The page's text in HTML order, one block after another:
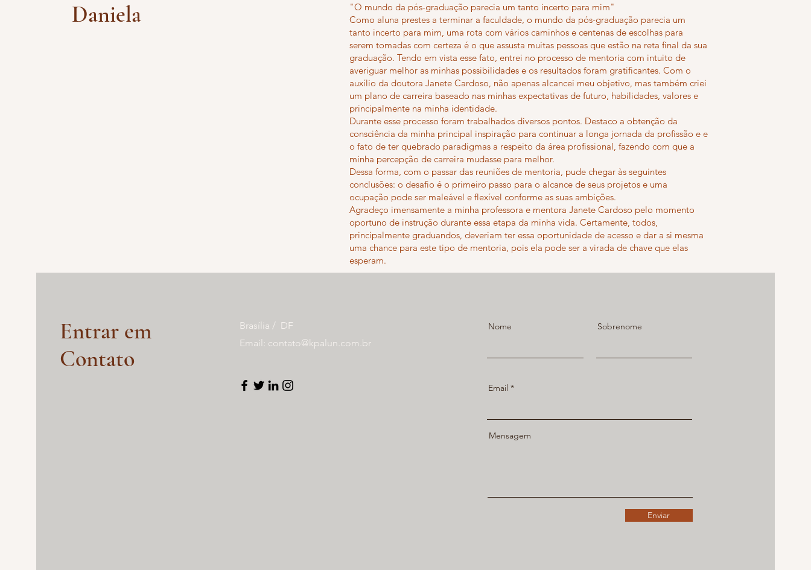
Daniela
"O mundo da pós-graduação parecia um tanto incerto para mim"
Como aluna prestes a terminar a faculdade, o mundo da pós-graduação parecia um
tanto incerto para mim, uma rota com vários caminhos e centenas de escolhas para
serem tomadas com certeza é o que assusta muitas pessoas que estão na reta final da sua
graduação. Tendo em vista esse fato, entrei no processo de mentoria com intuito de
averiguar melhor as minhas possibilidades e os resultados foram gratificantes. Com o
auxílio da doutora Janete Cardoso, não apenas alcancei meu objetivo, mas também criei
um plano de carreira baseado nas minhas expectativas de futuro, habilidades, valores e
principalmente na minha identidade.
Durante esse processo foram trabalhados diversos pontos. Destaco a obtenção da
consciência da minha principal inspiração para continuar a longa jornada da profissão e e
o fato de ter quebrado paradigmas a respeito da área profissional, fazendo com que a
minha percepção de carreira mudasse para melhor.
Dessa forma, com o passar das reuniões de mentoria, pude chegar às seguintes
conclusões: o desafio é o primeiro passo para o alcance de seus projetos e uma
ocupação pode ser maleável e flexível conforme as suas ambições.
Agradeço imensamente a minha professora e mentora Janete Cardoso pelo momento
oportuno de instrução durante essa etapa da minha vida. Certamente, todos,
principalmente graduandos, deveriam ter essa oportunidade de acesso e dar a si mesma
uma chance para este tipo de mentoria, pois ela pode ser a virada de chave que elas
esperam.
​Entrar em
Contato
Brasília / DF
Email: contato@kpalun.com.br
Nome Sobrenome
Email
Mensagem
Enviar